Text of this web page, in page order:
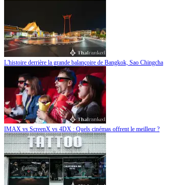
L'histoire derrière la grande balançoire de Bangkok, Sao Chingcha
IMAX vs ScreenX vs 4DX : Quels cinémas offrent le meilleur ?